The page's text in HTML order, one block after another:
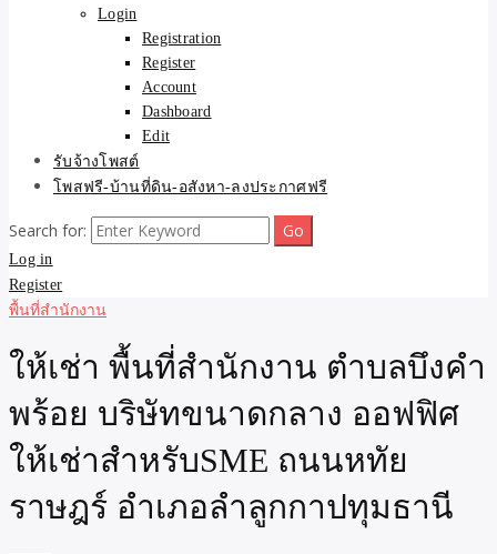
Login
Registration
Register
Account
Dashboard
Edit
รับจ้างโพสต์
โพสฟรี-บ้านที่ดิน-อสังหา-ลงประกาศฟรี
Search for:
Log in
Register
พื้นที่สำนักงาน
ให้เช่า พื้นที่สำนักงาน ตำบลบึงคำ
พร้อย บริษัทขนาดกลาง ออฟฟิศ
ให้เช่าสำหรับSME ถนนหทัย
ราษฎร์ อำเภอลำลูกกาปทุมธานี